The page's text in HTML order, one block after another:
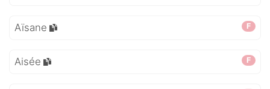
F
Aïsane
F
Aisée